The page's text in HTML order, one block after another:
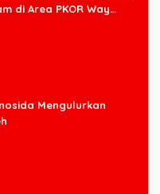
di Area PKOR Way
Mengulurkan